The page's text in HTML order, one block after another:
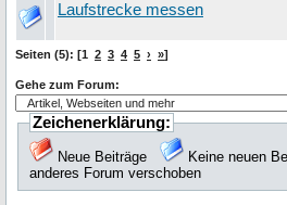
Laufstrecke messen
Seiten (5): [1 2 3 4 5 › »]
Gehe zum Forum:
Zeichenerklärung:
Neue Beiträge Keine neuen
anderes Forum verschoben